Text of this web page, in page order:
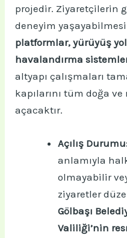
projedir. Ziyaretçilerin
deneyim
platformlar, yürüyüş
havalandırma
altyapı çalışmaları
kapılarını tüm doğa
açacaktır.
Açılış
anlamıyla
olmayabilir
ziyaretler
Gölbaşı
Valiliği’nin